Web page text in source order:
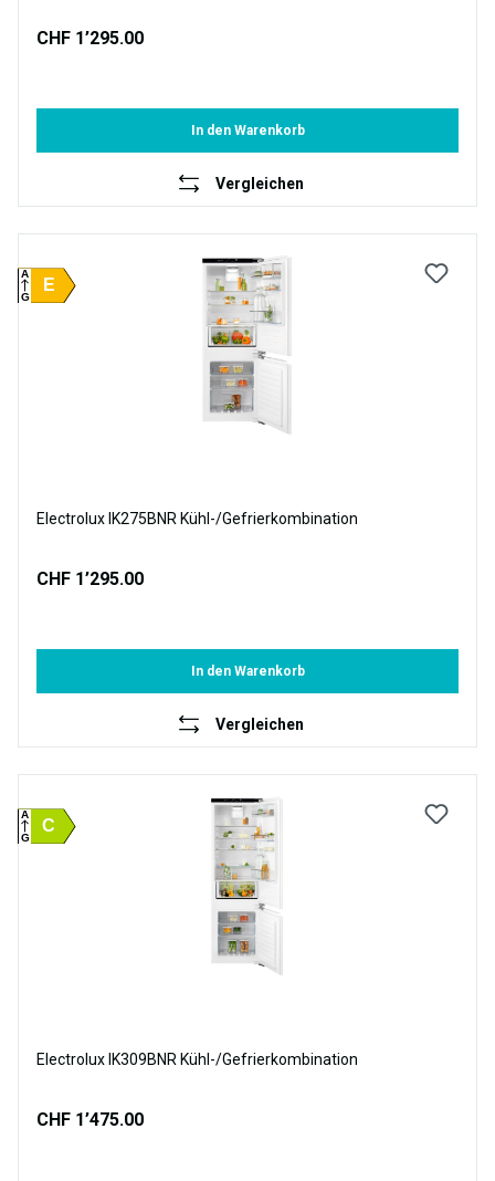
CHF 1’295.00
In den Warenkorb
Vergleichen
E
A
G
Electrolux IK275BNR Kühl-/Gefrierkombination
CHF 1’295.00
In den Warenkorb
Vergleichen
C
A
G
Electrolux IK309BNR Kühl-/Gefrierkombination
CHF 1’475.00